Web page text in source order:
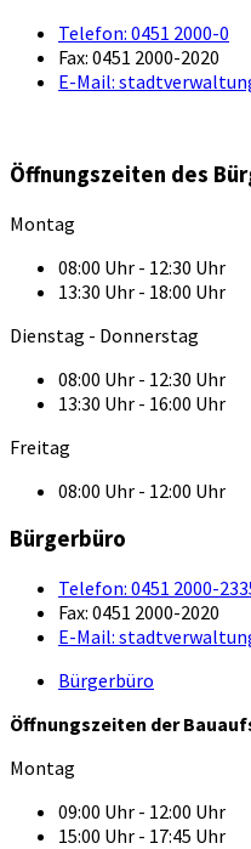
Telefon: 0451 2000-0
Fax: 0451 2000-2020
E-Mail:
Öffnungszeiten des
Montag
08:00 Uhr - 12:30 Uhr
13:30 Uhr - 18:00 Uhr
Dienstag - Donnerstag
08:00 Uhr - 12:30 Uhr
13:30 Uhr - 16:00 Uhr
Freitag
08:00 Uhr - 12:00 Uhr
Bürgerbüro
Telefon: 0451 2000-
Fax: 0451 2000-2020
E-Mail:
Bürgerbüro
Öffnungszeiten der
Montag
09:00 Uhr - 12:00 Uhr
15:00 Uhr - 17:45 Uhr